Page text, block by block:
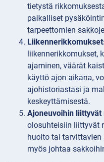
tietystä
paikalliset
tarpeettomien
liikennerikkomukset,
ajaminen, väärät
käyttö ajon aikana,
ajohistoriastasi ja
keskeyttämisestä.
Ajoneuvoihin
olosuhteisiin liittyvät
huolto tai
myös johtaa